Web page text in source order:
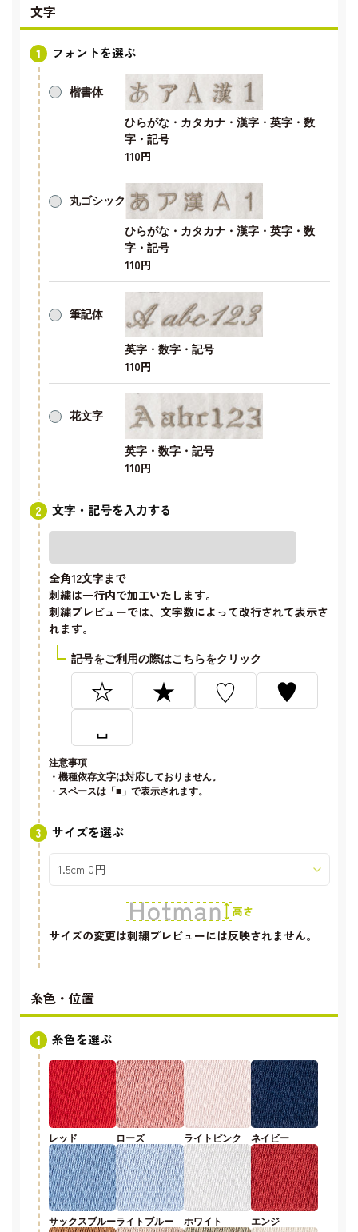
文字
フォントを選ぶ
楷書体
ひらがな・カタカナ・漢字・英字・数
字・記号
110円
丸ゴシック
ひらがな・カタカナ・漢字・英字・数
字・記号
110円
筆記体
英字・数字・記号
110円
花文字
英字・数字・記号
110円
文字・記号を入力する
全角12文字まで
刺繍は一行内で加工いたします。
刺繍プレビューでは、文字数によって改行されて表示さ
れます。
記号をご利用の際はこちらをクリック
☆ ★ ♡
♥
␣
注意事項
・機種依存文字は対応しておりません。
・スペースは「■」で表示されます。
サイズを選ぶ
サイズの変更は刺繍プレビューには反映されません。
糸色・位置
糸色を選ぶ
レッド ローズ ライトピンク ネイビー
サックスブルーライトブルー ホワイト エンジ